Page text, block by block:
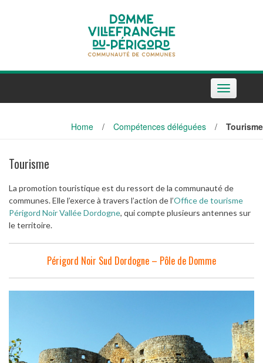
Toggle
navigation
Home / Compétences déléguées / Tourisme
Tourisme
La promotion touristique est du ressort de la communauté de
communes. Elle l’exerce à travers l’action de l’Office de tourisme
Périgord Noir Vallée Dordogne, qui compte plusieurs antennes sur
le territoire.
Périgord Noir Sud Dordogne – Pôle de Domme